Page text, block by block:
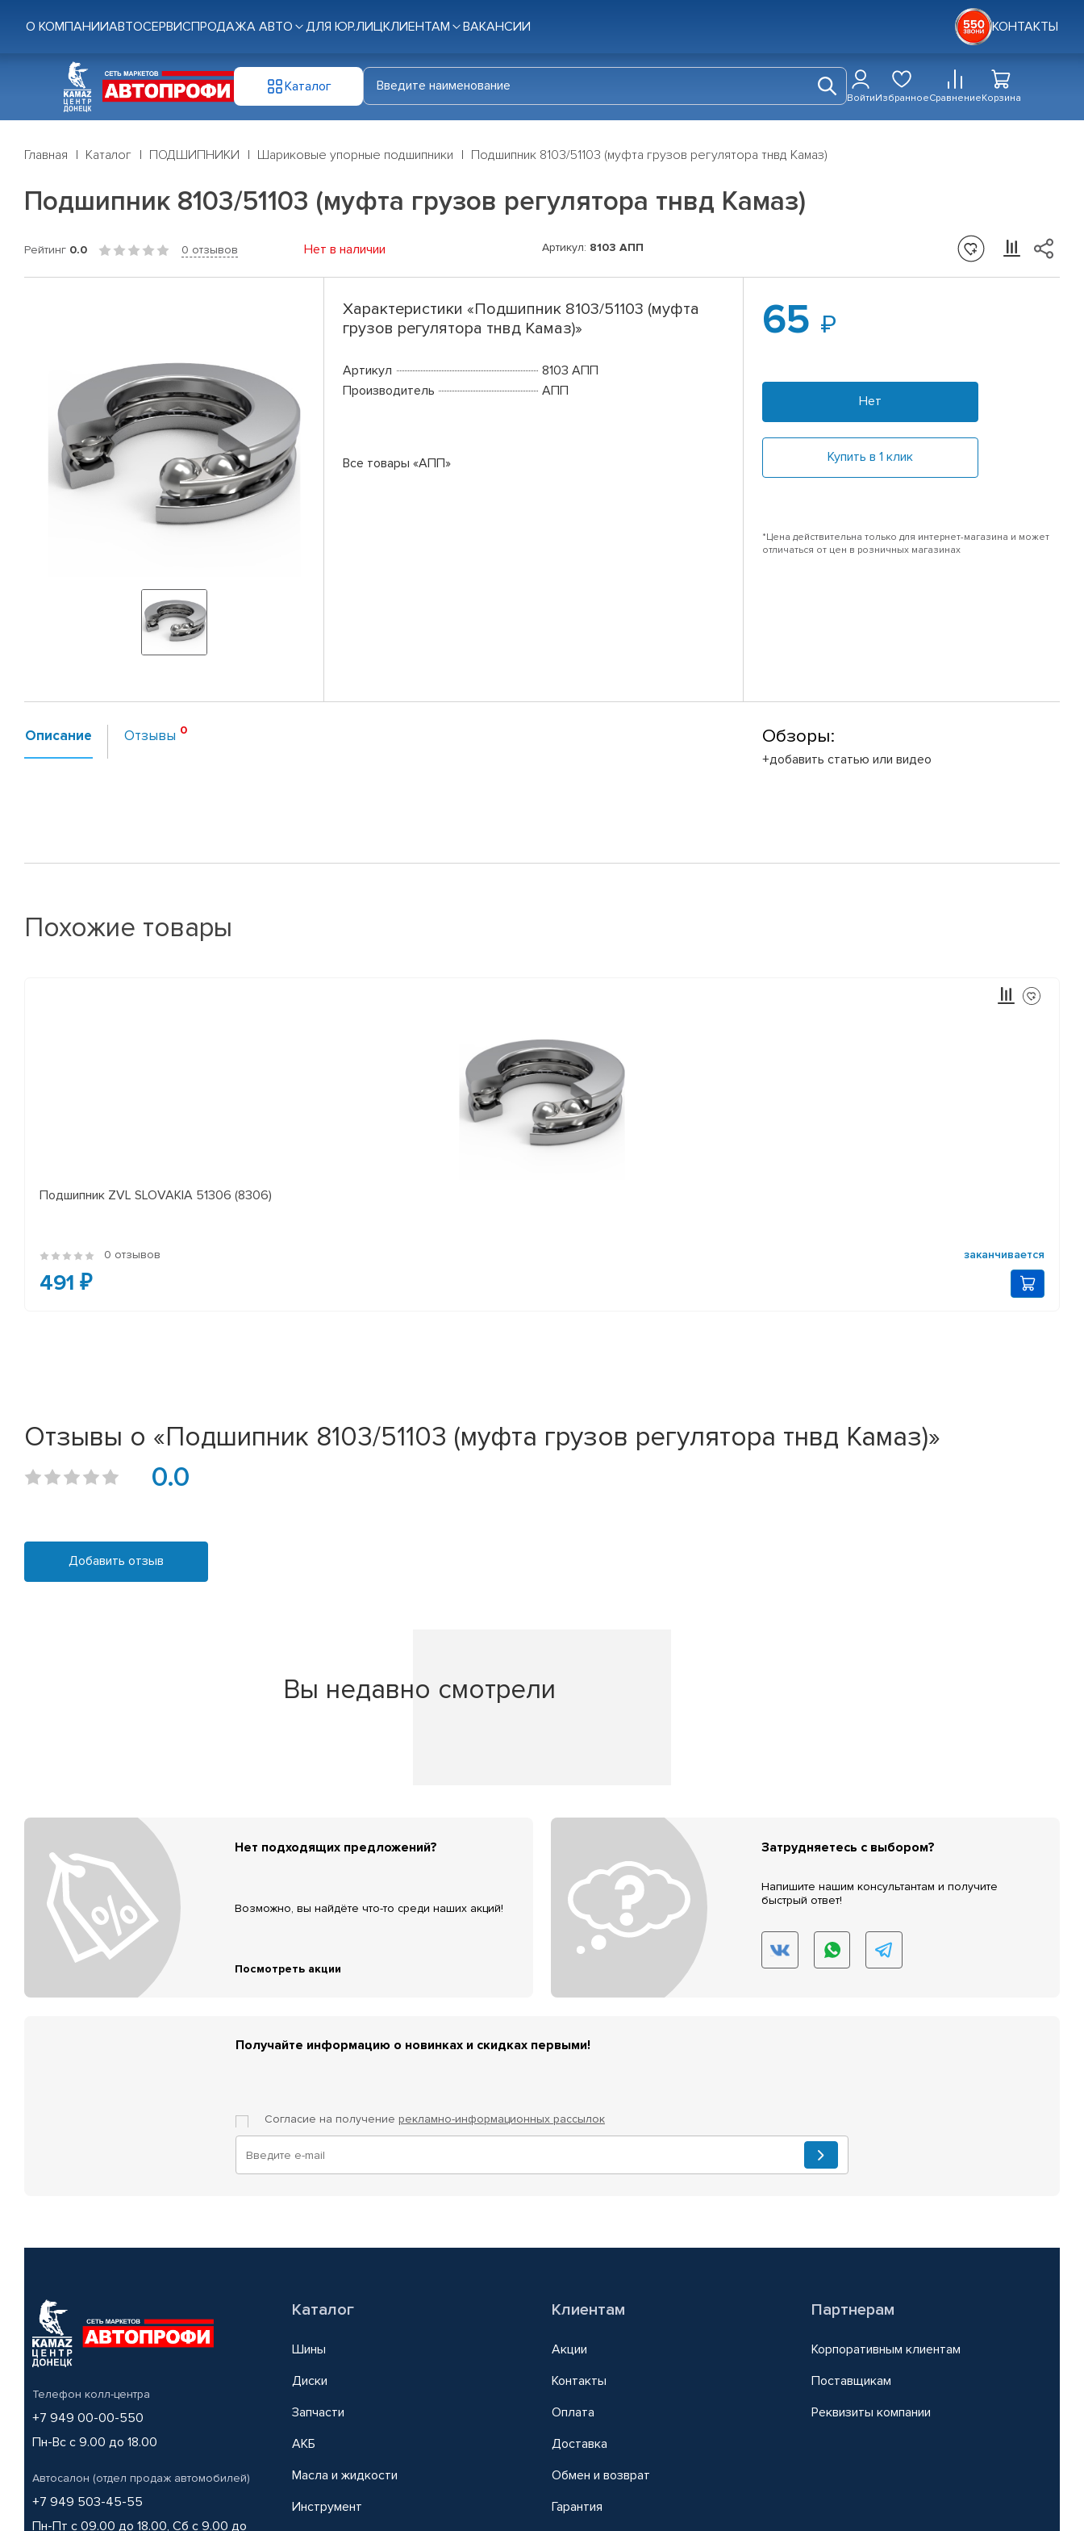
О КОМПАНИИАВТОСЕРВИСПРОДАЖА АВТО ДЛЯ ЮР.ЛИЦКЛИЕНТАМ ВАКАНСИИ КОНТАКТЫ
Каталог
ВойтиИзбранноеСравнениеКорзина
Главная Каталог ПОДШИПНИКИ Шариковые упорные подшипники Подшипник 8103/51103 (муфта грузов регулятора тнвд Камаз)
Подшипник 8103/51103 (муфта грузов регулятора тнвд Камаз)
Рейтинг 0.0 0 отзывов Нет в наличии Артикул: 8103 АПП
Характеристики «Подшипник 8103/51103 (муфта
грузов регулятора тнвд Камаз)»
Артикул
8103 АПП
Производитель
АПП
Все товары «АПП»
65
Нет
Купить в 1 клик
*Цена действительна только для интернет-магазина и может
отличаться от цен в розничных магазинах
Описание Отзывы Обзоры:
+добавить статью или видео
Похожие товары
Подшипник ZVL SLOVAKIA 51306 (8306)
0 отзывов заканчивается
491 ₽
Отзывы о «Подшипник 8103/51103 (муфта грузов регулятора тнвд Камаз)»
0.0
Добавить отзыв
Вы недавно смотрели
Нет подходящих предложений?
Возможно, вы найдёте что-то среди наших акций!
Посмотреть акции
Затрудняетесь с выбором?
Напишите нашим консультантам и получите
быстрый ответ!
Получайте информацию о новинках и скидках первыми!
Согласие на получение рекламно-информационных рассылок
Телефон колл-центра
+7 949 00-00-550
Пн-Вс с 9.00 до 18.00
Автосалон (отдел продаж автомобилей)
+7 949 503-45-55
Пн-Пт с 09.00 до 18.00, Сб с 9.00 до
Каталог
Шины
Диски
Запчасти
АКБ
Масла и жидкости
Инструмент
Клиентам
Акции
Контакты
Оплата
Доставка
Обмен и возврат
Гарантия
Партнерам
Корпоративным клиентам
Поставщикам
Реквизиты компании